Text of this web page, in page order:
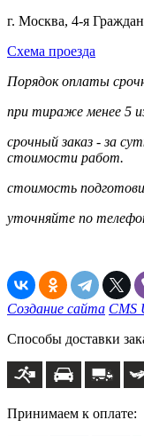
г. Москва, 4-я
Схема проезда
Порядок оплаты
при тираже менее 5
срочный заказ - за
стоимости работ.
стоимость
уточняйте по
Создание сайта CMS
Способы доставки
Принимаем к оплате: